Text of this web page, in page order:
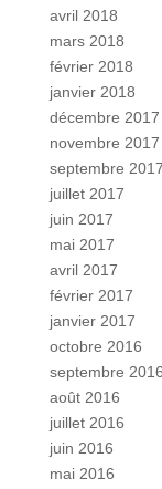
avril 2018
mars 2018
février 2018
janvier 2018
décembre 2017
novembre 2017
septembre 2017
juillet 2017
juin 2017
mai 2017
avril 2017
février 2017
janvier 2017
octobre 2016
septembre 2016
août 2016
juillet 2016
juin 2016
mai 2016